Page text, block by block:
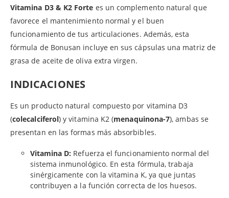
Vitamina D3 & K2 Forte es un complemento natural que
favorece el mantenimiento normal y el buen
funcionamiento de tus articulaciones. Además, esta
fórmula de Bonusan incluye en sus cápsulas una matriz de
grasa de aceite de oliva extra virgen.
INDICACIONES
Es un producto natural compuesto por vitamina D3
(colecalciferol) y vitamina K2 (menaquinona-7), ambas se
presentan en las formas más absorbibles.
Vitamina D: Refuerza el funcionamiento normal del
sistema inmunológico. En esta fórmula, trabaja
sinérgicamente con la vitamina K, ya que juntas
contribuyen a la función correcta de los huesos.